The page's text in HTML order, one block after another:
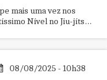
mais uma vez nos
Nível no Jiu-jítsu
08/08/2025 - 10h38